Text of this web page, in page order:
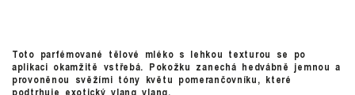
Toto parfémované tělové mléko s lehkou texturou se po
aplikaci okamžitě vstřebá. Pokožku zanechá hedvábně jemnou a
provoněnou svěžími tóny květu pomerančovníku, které
podtrhuje exotický ylang ylang.